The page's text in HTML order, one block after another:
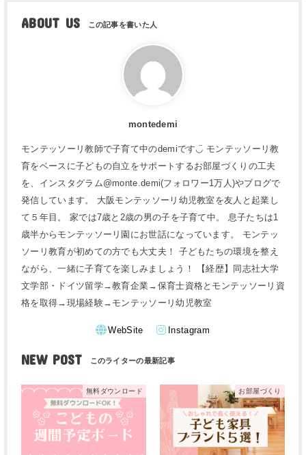
ABOUT US
montedemi
モンテッソーリ教師で子育て中のdemiです◡̈ モンテッソーリ教
育をベースに子どもの自立をサポートするお部屋づくりの工夫
を、インスタグラム@monte.demi(フォロワー1万人)やブログで
発信しています。 大阪モンテッソーリ幼児教室を友人と起業し
て５年目。 家では7歳と2歳の男の子を子育て中。 息子たちは1
歳半からモンテッソーリ園にお世話になっています。 モンテッ
ソーリ教育が初めての方でも大丈夫！ 子どもたちの環境を整え
ながら、一緒に子育てを楽しみましょう！ 【経歴】同志社大学
文学部・ドイツ留学→教育企業→保育士資格とモンテッソーリ資
格を取得→現場経験→モンテッソーリ幼児教室
WebSite Instagram
NEW POST
無料ダウンロード お部屋づくり